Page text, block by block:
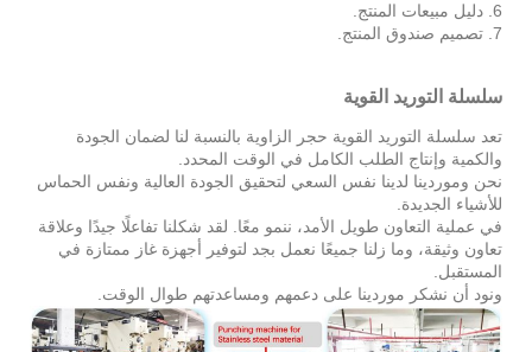
6. دليل مبيعات المنتج.
7. تصميم صندوق المنتج.
سلسلة التوريد القوية
تعد سلسلة التوريد القوية حجر الزاوية بالنسبة لنا لضمان الجودة
والكمية وإنتاج الطلب الكامل في الوقت المحدد.
نحن وموردينا لدينا نفس السعي لتحقيق الجودة العالية ونفس الحماس
للأشياء الجديدة.
في عملية التعاون طويل الأمد، ننمو معًا. لقد شكلنا تفاعلًا جيدًا وعلاقة
تعاون وثيقة، وما زلنا جميعًا نعمل بجد لتوفير أجهزة غاز ممتازة في
المستقبل.
ونود أن نشكر موردينا على دعمهم ومساعدتهم طوال الوقت.